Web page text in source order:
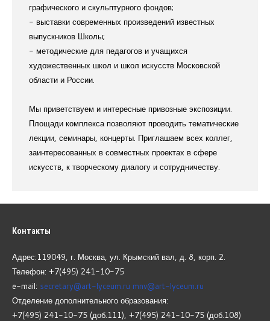
графического и скульптурного фондов;
- выставки современных произведений известных
выпускников Школы;
- методические для педагогов и учащихся
художественных школ и школ искусств Московской
области и России.
Мы приветствуем и интересные привозные экспозиции.
Площади комплекса позволяют проводить тематические
лекции, семинары, концерты. Приглашаем всех коллег,
заинтересованных в совместных проектах в сфере
искусств, к творческому диалогу и сотрудничеству.
Контакты
Адрес:119049, г. Москва, ул. Крымский вал, д. 8, корп. 2.
Телефон: +7(495) 241-10-75
e-mail: secretary@art-lyceum.ru mnv@art-lyceum.ru
Отделение дополнительного образования:
+7(495) 241-10-75 (доб.111), +7(495) 241-10-75 (доб.108)